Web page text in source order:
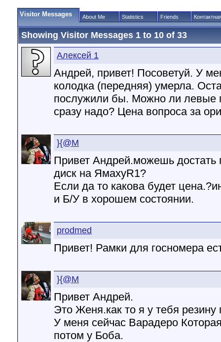
Visitor Messages About Me Statistics Friends
Showing Visitor Messages 1 to 10 of 33
Алексей 1
Андрей, привет! Посоветуй. У
колодка (передняя) умерла.
послужили бы. Можно ли левые
сразу надо? Цена вопроса за
}{@M
Привет Андрей.можешь достать
диск на ЯмахуR1?
Если да то какова будет
и Б/У в хорошем состоянии.
prodmed
Привет! Рамки для госномера
}{@M
Привет Андрей.
Это Женя.как то я у тебя резину
У меня сейчас Варадеро
потом у Боба.